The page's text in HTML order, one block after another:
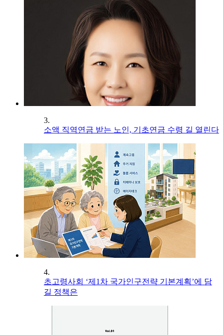
3.
소액 직역연금 받는 노인, 기초연금 수령 길 열린다
4.
초고령사회 ‘제1차 국가인구전략 기본계획’에 담
길 정책은